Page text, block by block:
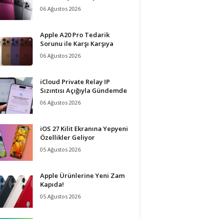
06 Ağustos 2026
Apple A20 Pro Tedarik
Sorunu ile Karşı Karşıya
06 Ağustos 2026
iCloud Private Relay IP
Sızıntısı Açığıyla Gündemde
06 Ağustos 2026
iOS 27 Kilit Ekranına Yepyeni
Özellikler Geliyor
05 Ağustos 2026
Apple Ürünlerine Yeni Zam
Kapıda!
05 Ağustos 2026